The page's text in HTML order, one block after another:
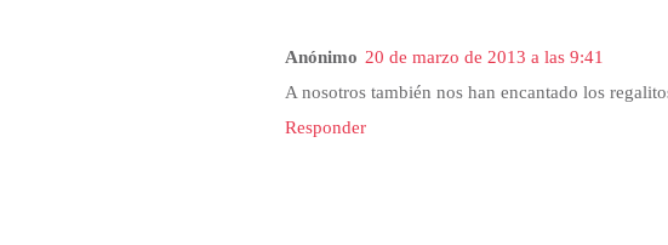
Anónimo 20 de marzo de 2013 a las 9:41
A nosotros también nos han encantado los
Responder